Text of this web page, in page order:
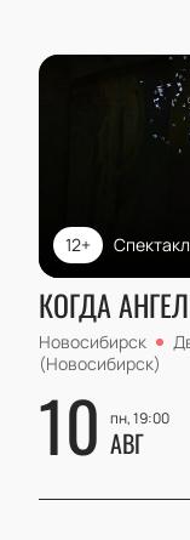
12+
КОГДА
Новосибирск
(Новосибирск)
10 пн, 19:00
АВГ